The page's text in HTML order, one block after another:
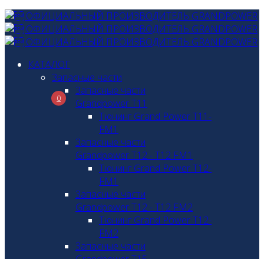
0
КАТАЛОГ
Запасные части
Запасные части
Grandpower T11
Тюнинг Grand Power T11-
FM1
Запасные части
Grandpower T12 - T12 FM1
Тюнинг Grand Power T12-
FM1
Запасные части
Grandpower T12 - T12 FM2
Тюнинг Grand Power T12-
FM2
Запасные части